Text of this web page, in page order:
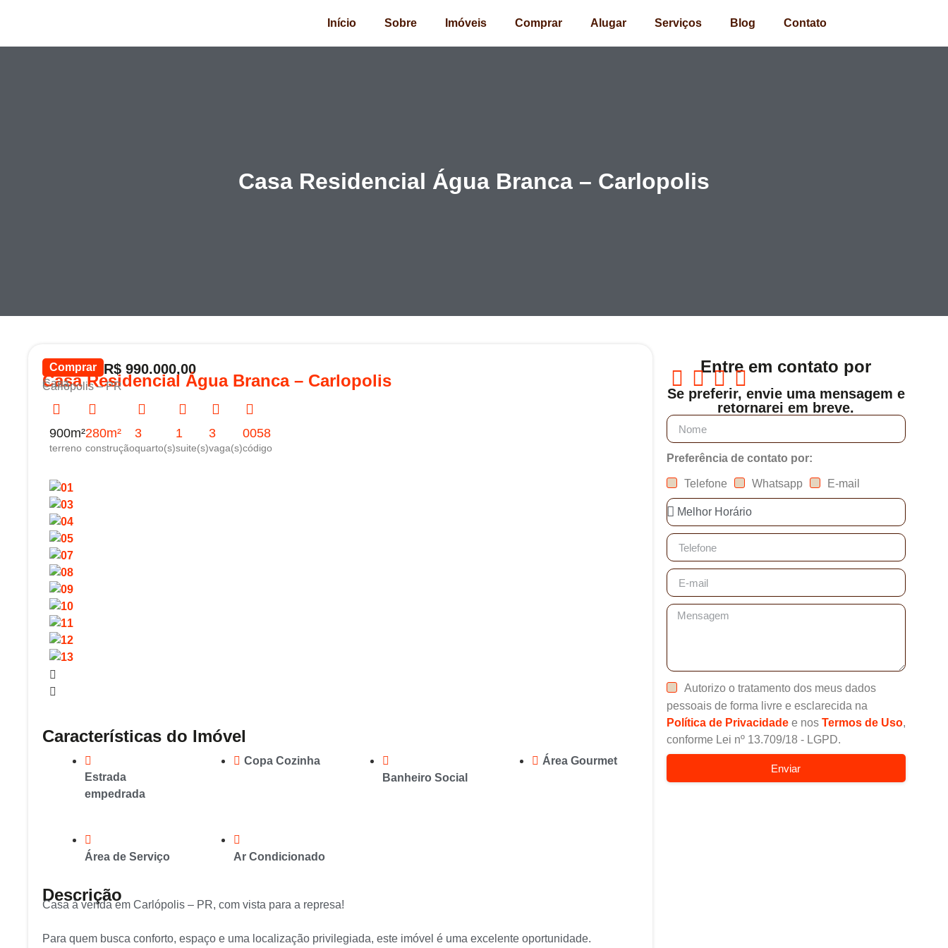
Início Sobre Imóveis Comprar Alugar Serviços Blog Contato
Casa Residencial Água Branca – Carlopolis
Comprar R$ 990.000,00
Casa Residencial Água Branca – Carlopolis
Casa
Carlópolis – PR
900m²
terreno
280m²
construção
3
quarto(s)
1
suite(s)
3
vaga(s)
0058
código
Características do Imóvel
Estrada
empedrada
Copa Cozinha
Banheiro Social
Área Gourmet
Área de Serviço Ar Condicionado
Descrição
Casa à venda em Carlópolis – PR, com vista para a represa!
Para quem busca conforto, espaço e uma localização privilegiada, este imóvel é uma excelente oportunidade.
Entre em contato por
Se preferir, envie uma mensagem e
retornarei em breve.
Preferência de contato por:
Telefone Whatsapp E-mail
Autorizo o tratamento dos meus dados
pessoais de forma livre e esclarecida na
Política de Privacidade e nos Termos de Uso,
conforme Lei nº 13.709/18 - LGPD.
Enviar